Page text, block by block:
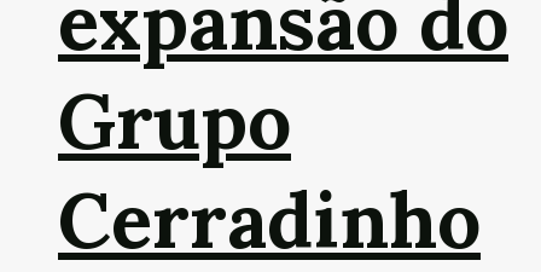
expansão do
Grupo
Cerradinho